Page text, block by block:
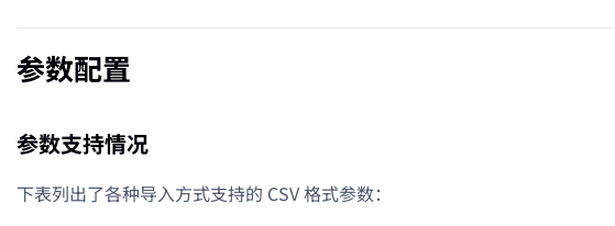
参数配置
参数支持情况
下表列出了各种导入方式支持的 CSV 格式参数：